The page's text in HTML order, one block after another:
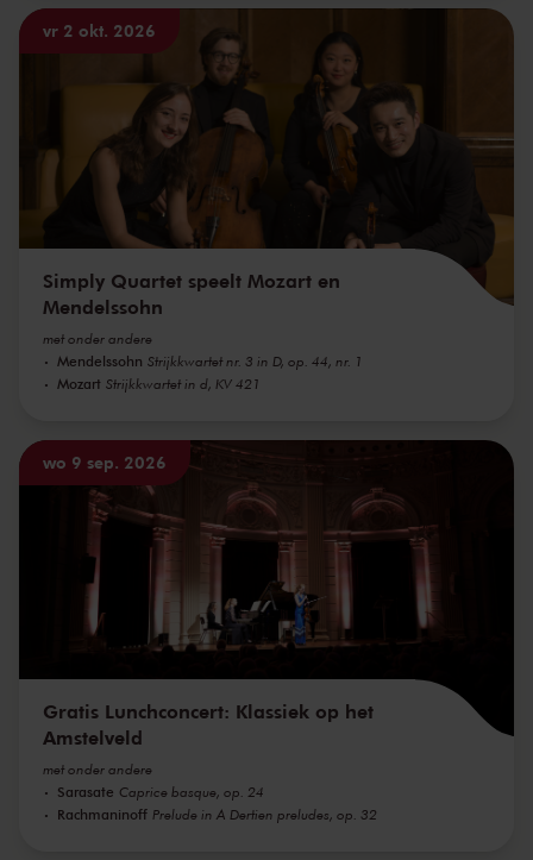
vr 2 okt. 2026
Simply Quartet speelt Mozart en
Mendelssohn
met onder andere
Mendelssohn Strijkkwartet nr. 3 in D, op. 44, nr. 1
Mozart Strijkkwartet in d, KV 421
wo 9 sep. 2026
Gratis Lunchconcert: Klassiek op het
Amstelveld
met onder andere
Sarasate Caprice basque, op. 24
Rachmaninoff Prelude in A Dertien preludes, op. 32